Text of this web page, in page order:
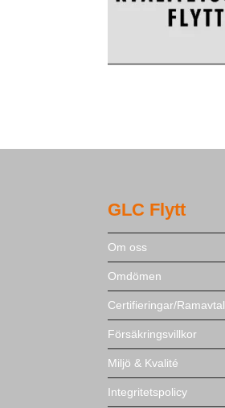
GLC Flytt
Om oss
Omdömen
Certifieringar/Ramavtal
Försäkringsvillkor
Miljö & Kvalité
Integritetspolicy